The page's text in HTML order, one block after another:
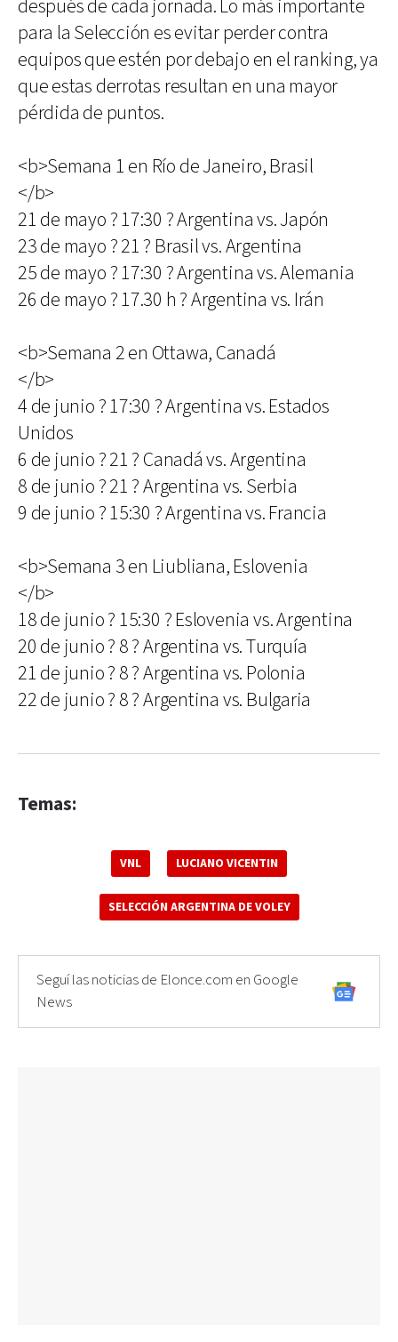
después de cada jornada. Lo más importante
para la Selección es evitar perder contra
equipos que estén por debajo en el ranking, ya
que estas derrotas resultan en una mayor
pérdida de puntos.
<b>Semana 1 en Río de Janeiro, Brasil
</b>
21 de mayo ? 17:30 ? Argentina vs. Japón
23 de mayo ? 21 ? Brasil vs. Argentina
25 de mayo ? 17:30 ? Argentina vs. Alemania
26 de mayo ? 17.30 h ? Argentina vs. Irán
<b>Semana 2 en Ottawa, Canadá
</b>
4 de junio ? 17:30 ? Argentina vs. Estados
Unidos
6 de junio ? 21 ? Canadá vs. Argentina
8 de junio ? 21 ? Argentina vs. Serbia
9 de junio ? 15:30 ? Argentina vs. Francia
<b>Semana 3 en Liubliana, Eslovenia
</b>
18 de junio ? 15:30 ? Eslovenia vs. Argentina
20 de junio ? 8 ? Argentina vs. Turquía
21 de junio ? 8 ? Argentina vs. Polonia
22 de junio ? 8 ? Argentina vs. Bulgaria
Temas:
VNL LUCIANO VICENTIN
SELECCIÓN ARGENTINA DE VOLEY
Seguí las noticias de Elonce.com en Google
News